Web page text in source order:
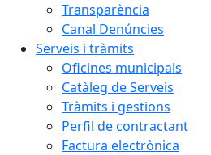
Transparència
Canal Denúncies
Serveis i tràmits
Oficines municipals
Catàleg de Serveis
Tràmits i gestions
Perfil de contractant
Factura electrònica